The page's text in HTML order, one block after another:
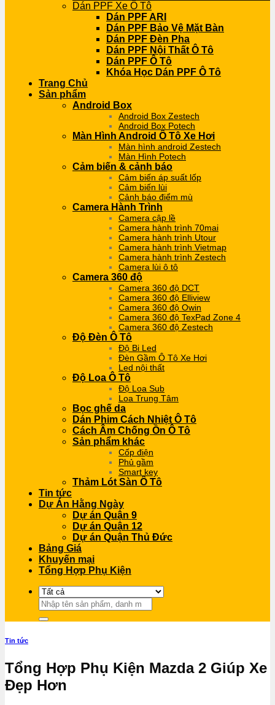
Dán PPF Xe Ô Tô
Dán PPF ARI
Dán PPF Bảo Vệ Mặt Bàn
Dán PPF Đèn Pha
Dán PPF Nội Thất Ô Tô
Dán PPF Ô Tô
Khóa Học Dán PPF Ô Tô
Trang Chủ
Sản phẩm
Android Box
Android Box Zestech
Android Box Potech
Màn Hình Android Ô Tô Xe Hơi
Màn hình android Zestech
Màn Hình Potech
Cảm biến & cảnh báo
Cảm biến áp suất lốp
Cảm biến lùi
Cảnh báo điểm mù
Camera Hành Trình
Camera cập lề
Camera hành trình 70mai
Camera hành trình Utour
Camera hành trình Vietmap
Camera hành trình Zestech
Camera lùi ô tô
Camera 360 độ
Camera 360 độ DCT
Camera 360 độ Elliview
Camera 360 độ Owin
Camera 360 độ TexPad Zone 4
Camera 360 độ Zestech
Độ Đèn Ô Tô
Độ Bi Led
Đèn Gầm Ô Tô Xe Hơi
Led nội thất
Độ Loa Ô Tô
Độ Loa Sub
Loa Trung Tâm
Bọc ghế da
Dán Phim Cách Nhiệt Ô Tô
Cách Âm Chống Ồn Ô Tô
Sản phẩm khác
Cốp điện
Phủ gầm
Smart key
Thảm Lót Sàn Ô Tô
Tin tức
Dự Án Hằng Ngày
Dự án Quận 9
Dự án Quận 12
Dự án Quận Thủ Đức
Bảng Giá
Khuyến mại
Tổng Hợp Phụ Kiện
Tìm
kiếm:
Tin tức
Tổng Hợp Phụ Kiện Mazda 2 Giúp Xe
Đẹp Hơn